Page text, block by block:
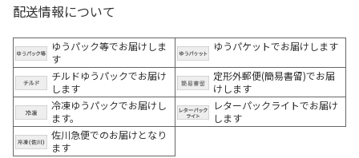
配送情報について
ゆうパック等でお届けしま
す
ゆうパケットでお届けします
チルドゆうパックでお届け
します
定形外郵便(簡易書留)でお届
けします
冷凍ゆうパックでお届けし
ます。
レターパックライトでお届け
します
佐川急便でのお届けとなり
ます